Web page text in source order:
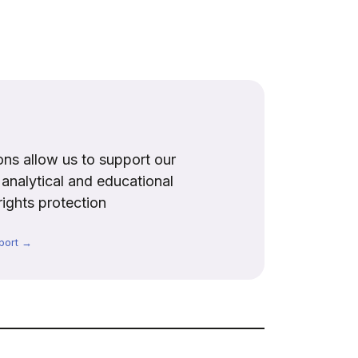
allow us to support our
and educational
protection
→